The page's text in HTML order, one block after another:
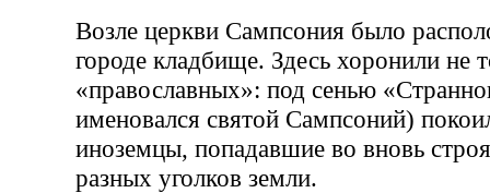
Возле церкви Сампсония было
городе кладбище. Здесь хоронили не
«православных»: под сенью
именовался святой Сампсоний)
иноземцы, попадавшие во вновь
разных уголков земли.